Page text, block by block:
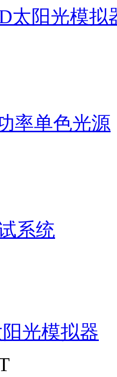
太阳光模拟
率单色光源
系统
光模拟器